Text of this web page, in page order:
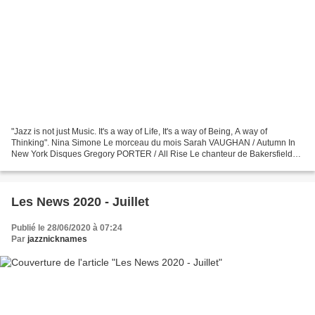
"Jazz is not just Music. It's a way of Life, It's a way of Being, A way of
Thinking". Nina Simone Le morceau du mois Sarah VAUGHAN / Autumn In
New York Disques Gregory PORTER / All Rise Le chanteur de Bakersfield
Les News 2020 - Juillet
Publié le 28/06/2020 à 07:24
Par jazznicknames